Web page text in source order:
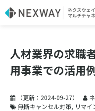
人材業界の求職
用事業での活用
（更新： 2024-09-27）
無断キャンセル対策 リマイ